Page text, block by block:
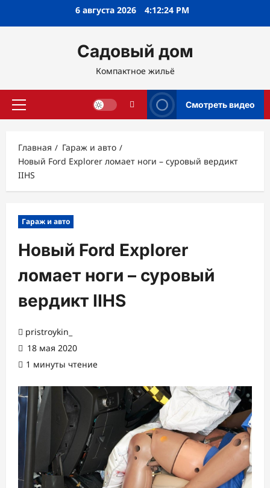
6 августа 2026 4:12:25 PM
Садовый дом
Компактное жильё
Основное
Смотреть видео
Главная
Гараж и авто
Новый Ford Explorer ломает ноги – суровый вердикт
IIHS
Гараж и авто
Новый Ford Explorer
ломает ноги – суровый
вердикт IIHS
pristroykin_
18 мая 2020
1 минуты чтение